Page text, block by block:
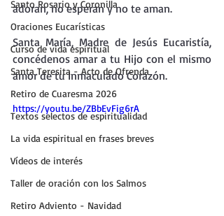
Santo Rosario y Coronilla
Oraciones Eucarísticas
Curso de vida espiritual
Santa Teresita - Acto de Ofrenda
Retiro de Cuaresma 2026
Textos selectos de espiritualidad
La vida espiritual en frases breves
Vídeos de interés
Taller de oración con los Salmos
Retiro Adviento - Navidad
adoran, no esperan y no te aman.
Santa María, Madre de Jesús Eucaristía,
concédenos amar a tu Hijo con el mismo
amor de tu Inmaculado Corazón.
https://youtu.be/ZBbEvFig6rA